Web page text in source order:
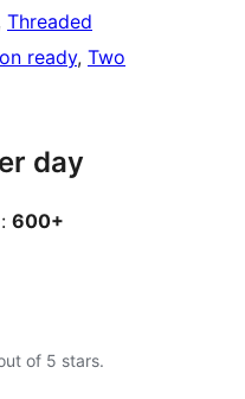
Threaded
ready, Two
day
600+
of 5 stars.